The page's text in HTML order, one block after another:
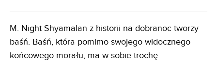
M. Night Shyamalan z historii na dobranoc tworzy
baśń. Baśń, która pomimo swojego widocznego
końcowego morału, ma w sobie trochę